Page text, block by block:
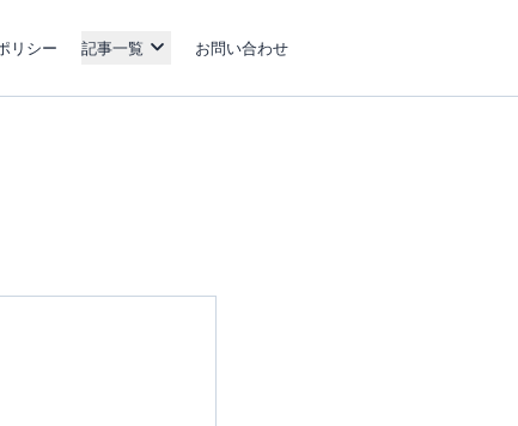
リシー 記事一覧 お問い合わせ